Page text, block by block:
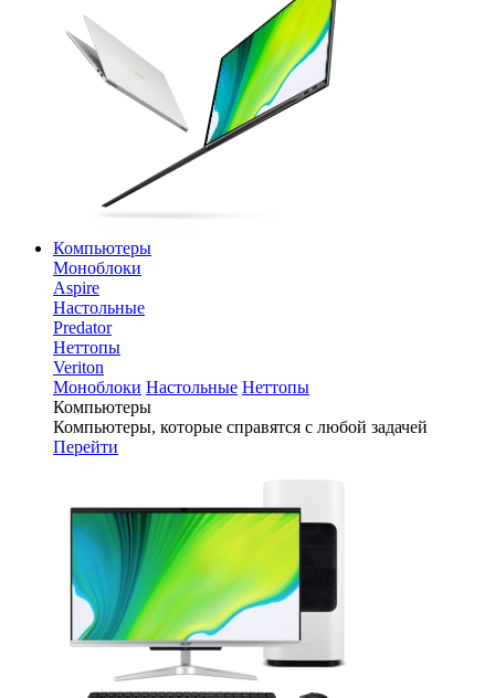
Компьютеры
Моноблоки
Aspire
Настольные
Predator
Неттопы
Veriton
Моноблоки Настольные Неттопы
Компьютеры
Компьютеры, которые справятся с любой задачей
Перейти